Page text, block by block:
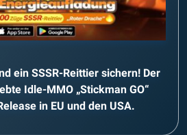
ein SSSR-Reittier sichern! Der
Idle-MMO „Stickman GO“
in EU und den USA.